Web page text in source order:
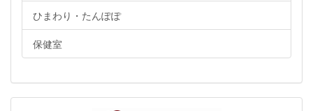
ひまわり・たんぽぽ
保健室